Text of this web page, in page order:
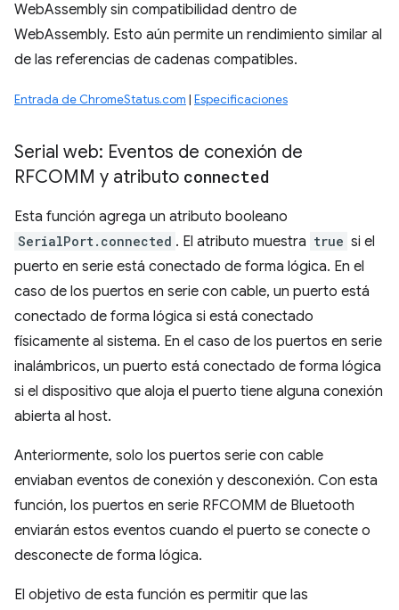
WebAssembly sin compatibilidad dentro de
WebAssembly. Esto aún permite un rendimiento similar al
de las referencias de cadenas compatibles.
Entrada de ChromeStatus.com | Especificaciones
Serial web: Eventos de conexión de
RFCOMM y atributo connected
Esta función agrega un atributo booleano
SerialPort.connected . El atributo muestra true si el
puerto en serie está conectado de forma lógica. En el
caso de los puertos en serie con cable, un puerto está
conectado de forma lógica si está conectado
físicamente al sistema. En el caso de los puertos en serie
inalámbricos, un puerto está conectado de forma lógica
si el dispositivo que aloja el puerto tiene alguna conexión
abierta al host.
Anteriormente, solo los puertos serie con cable
enviaban eventos de conexión y desconexión. Con esta
función, los puertos en serie RFCOMM de Bluetooth
enviarán estos eventos cuando el puerto se conecte o
desconecte de forma lógica.
El objetivo de esta función es permitir que las